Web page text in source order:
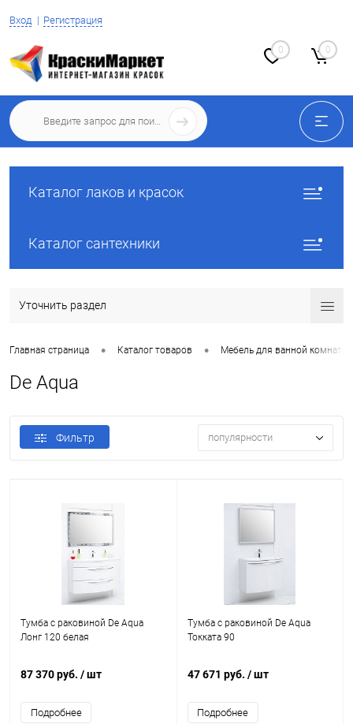
Вход Регистрация
0 0
Каталог лаков и красок
Каталог сантехники
Уточнить раздел
Главная страница • Каталог товаров • Мебель для ванной комнаты
De Aqua
Фильтр популярности
Тумба с раковиной De Aqua
Лонг 120 белая
87 370 руб. / шт
Подробнее
Тумба с раковиной De Aqua
Токката 90
47 671 руб. / шт
Подробнее